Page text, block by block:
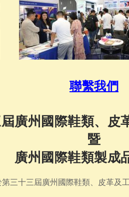
聯繫我們
廣州國際鞋類、皮
暨
廣州國際鞋類製成
三十三屆廣州國際鞋類、皮革及工